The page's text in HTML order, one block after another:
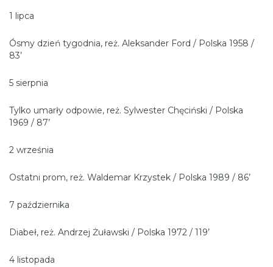
1 lipca
Ósmy dzień tygodnia, reż. Aleksander Ford / Polska 1958 /
83’
5 sierpnia
Tylko umarły odpowie, reż. Sylwester Chęciński / Polska
1969 / 87’
2 września
Ostatni prom, reż. Waldemar Krzystek / Polska 1989 / 86’
7 października
Diabeł, reż. Andrzej Żuławski / Polska 1972 / 119’
4 listopada